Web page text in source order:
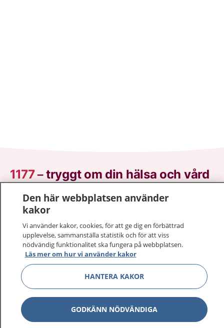
1177–tryggt om din hälsa och vård
På 1177.se får du råd om hälsa och information om
sjukdomar och vilka mottagningar du kan kontakta.
Logga in för att läsa din journal och göra dina
vårdärenden. Ring telefonnummer 1177 för
sjukvårdsrådgivning dygnet runt.
1177 ger dig råd när du vill må bättre.
1177 på flera språk Visa
Den här webbplatsen använder
kakor
Vi använder kakor, cookies, för att ge dig en förbättrad
upplevelse, sammanställa statistik och för att viss
nödvändig funktionalitet ska fungera på webbplatsen.
Läs mer om hur vi använder kakor
HANTERA KAKOR
GODKÄNN NÖDVÄNDIGA